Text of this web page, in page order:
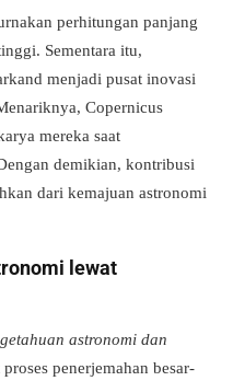
perhitungan panjang
Sementara itu,
menjadi pusat inovasi
Copernicus
mereka saat
demikian, kontribusi
dari kemajuan astronomi
lewat
astronomi dan
penerjemahan besar-